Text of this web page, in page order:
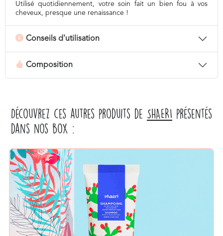
Utilisé quotidiennement, votre soin fait un bien fou à vos
cheveux, presque une renaissance !
Conseils d'utilisation
Composition
Découvrez ces autres produits de SHAERI présentés
dans nos box :